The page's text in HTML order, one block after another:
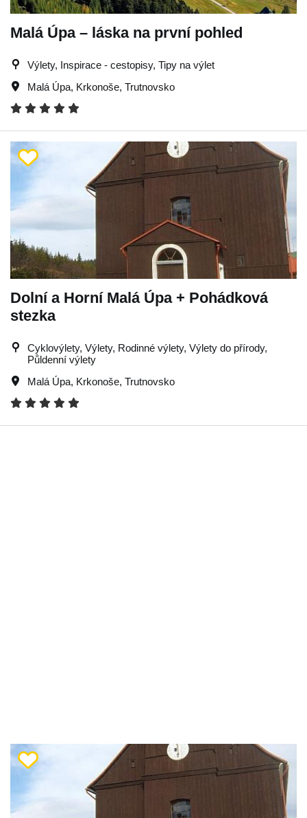
Malá Úpa – láska na první pohled
Výlety, Inspirace - cestopisy, Tipy na výlet
Malá Úpa, Krkonoše, Trutnovsko
Dolní a Horní Malá Úpa + Pohádková
stezka
Cyklovýlety, Výlety, Rodinné výlety, Výlety do přírody,
Půldenní výlety
Malá Úpa, Krkonoše, Trutnovsko